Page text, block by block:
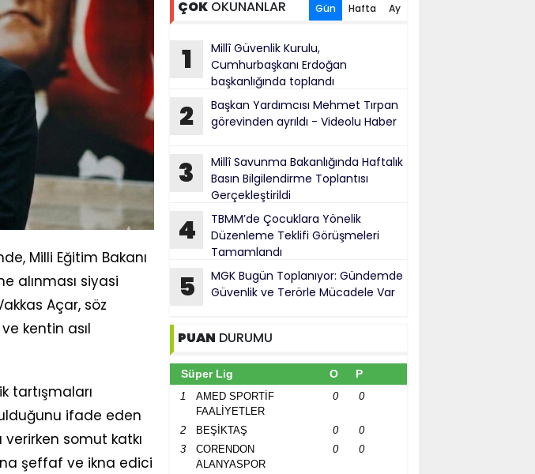
Milli Eğitim Bakanı
alınması siyasi
Açar, söz
kentin asıl
tartışmaları
ifade eden
somut katkı
şeffaf ve ikna edici
ÇOK OKUNANLAR Gün Hafta Ay
1
Millî Güvenlik Kurulu,
Cumhurbaşkanı Erdoğan
başkanlığında toplandı
2
Başkan Yardımcısı Mehmet Tırpan
görevinden ayrıldı - Videolu Haber
3
Millî Savunma Bakanlığında Haftalık
Basın Bilgilendirme Toplantısı
Gerçekleştirildi
4
TBMM’de Çocuklara Yönelik
Düzenleme Teklifi Görüşmeleri
Tamamlandı
5
MGK Bugün Toplanıyor: Gündemde
Güvenlik ve Terörle Mücadele Var
PUAN DURUMU
Süper Lig O P
1
AMED SPORTİF
FAALİYETLER
0 0
2 BEŞİKTAŞ 0
0
3
CORENDON
ALANYASPOR
0 0